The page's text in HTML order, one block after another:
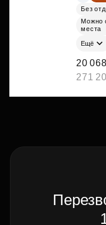
Без
Можно
места
Ещё
20
271